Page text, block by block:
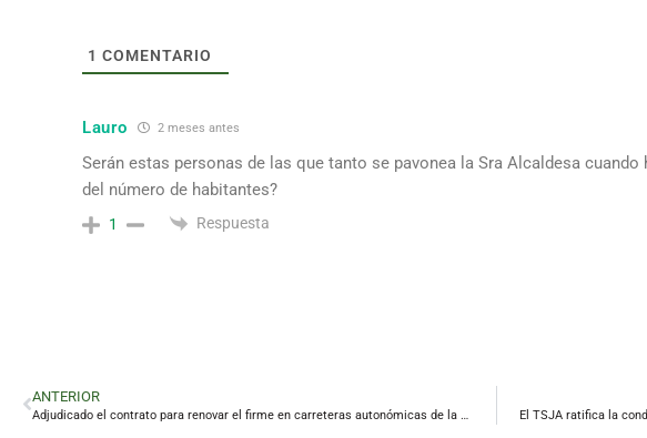
1 COMENTARIO
Lauro 2 meses antes
Serán estas personas de las que tanto se pavonea la Sra Alcaldesa
del número de habitantes?
1 Respuesta
ANTERIOR
Adjudicado el contrato para renovar el firme en carreteras autonómicas de la provincia